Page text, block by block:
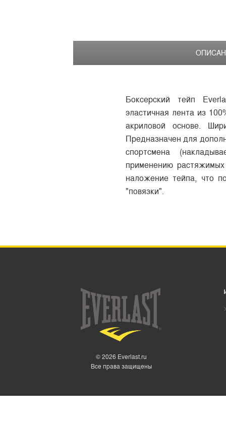
Боксерский тейп
эластичная лента из
акриловой основе.
Предназначен для
спортсмена
применению
наложение тейпа, что
"повязки".
© 2026 Everlast.ru
Все права защищены